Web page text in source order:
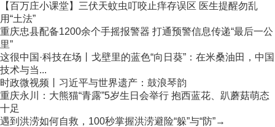
【百万庄小课堂】三伏天蚊虫叮咬止痒存误区 医生提醒勿乱
用“土法”
重庆忠县配备1200余个手摇报警器 打通预警信息传递“最后一公
里”
这很中国·科技在场丨戈壁里的蓝色“向日葵”：在米桑油田，中国
技术与当...
时政微视频丨习近平与世界遗产：鼓浪琴韵
重庆永川：大熊猫“青露”5岁生日会举行 抱西蓝花、趴蘑菇萌态
十足
遇到洪涝如何自救，100秒掌握洪涝避险“躲”与“防”→